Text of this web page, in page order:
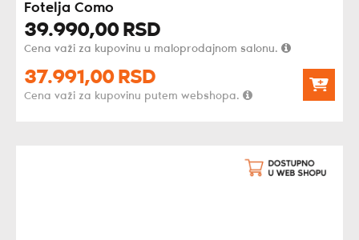
Fotelja Como
39.990,00 RSD
Cena važi za kupovinu u maloprodajnom salonu.
37.991,00 RSD
Cena važi za kupovinu putem webshopa.